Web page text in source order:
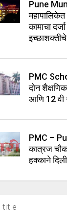
Pune
कामाचा
PMC
दोन
आणि 12 वी
PMC –
कात्रज
हक्काने